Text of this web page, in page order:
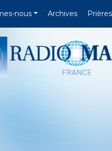
nous Archives Prières